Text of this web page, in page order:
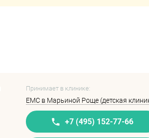
Принимает в клинике:
EMC в Марьиной Роще (детская
+7 (495) 152-77-66